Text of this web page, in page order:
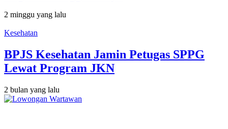
2 minggu yang lalu
Kesehatan
BPJS Kesehatan Jamin Petugas SPPG
Lewat Program JKN
2 bulan yang lalu